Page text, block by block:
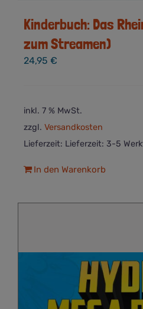
Kinderbuch: Das
zum Streamen)
24,95 €
inkl. 7 % MwSt.
zzgl. Versandkosten
Lieferzeit: Lieferzeit: 3-5
In den Warenkorb